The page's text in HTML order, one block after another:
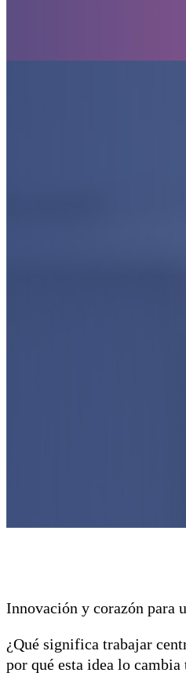
Innovación y corazón para
¿Qué significa trabajar
por qué esta idea lo cambia